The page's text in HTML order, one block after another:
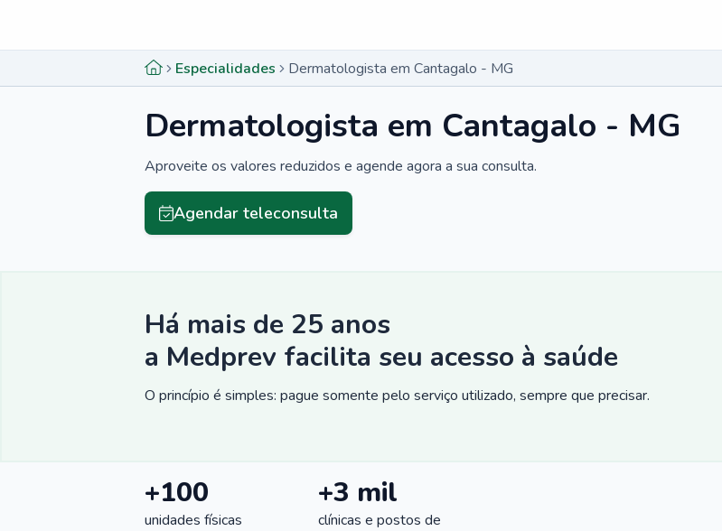
Especialidades Dermatologista em Cantagalo - MG
Dermatologista em Cantagalo - MG
Aproveite os valores reduzidos e agende agora a sua consulta.
Agendar teleconsulta
Há mais de 25 anos
a Medprev facilita seu acesso à saúde
O princípio é simples: pague somente pelo serviço utilizado, sempre que precisar.
+100
unidades físicas
+3 mil
clínicas e postos de